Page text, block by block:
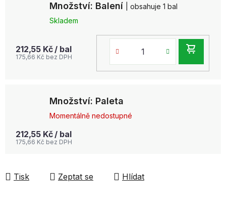
Množství: Balení
| obsahuje 1 bal
Skladem
212,55 Kč / bal
175,66 Kč bez DPH
Množství: Paleta
Momentálně nedostupné
212,55 Kč / bal
175,66 Kč bez DPH
Tisk Zeptat se Hlídat